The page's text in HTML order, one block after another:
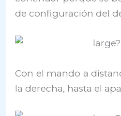
de configuración del
Con el mando a
la derecha, hasta el